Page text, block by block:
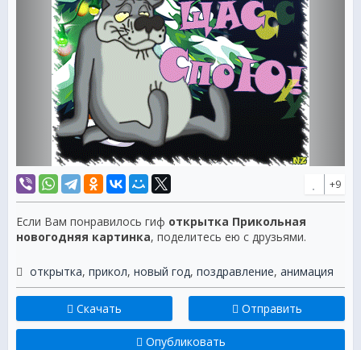
+9
Если Вам понравилось гиф открытка Прикольная
новогодняя картинка, поделитесь ею с друзьями.
открытка, прикол, новый год, поздравление, анимация
Скачать Отправить
Опубликовать